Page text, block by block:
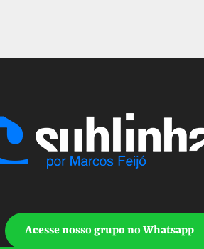
Acesse nosso grupo no Whatsapp